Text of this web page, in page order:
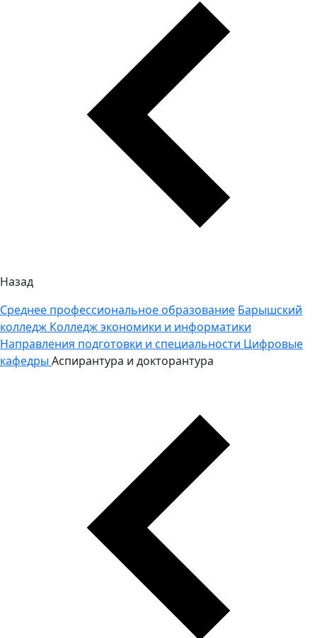
Назад
Среднее профессиональное образование Барышский
колледж Колледж экономики и информатики
Направления подготовки и специальности Цифровые
кафедры Аспирантура и докторантура